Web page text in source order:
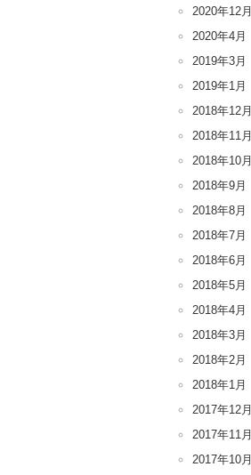
2020年12月
2020年4月
2019年3月
2019年1月
2018年12月
2018年11月
2018年10月
2018年9月
2018年8月
2018年7月
2018年6月
2018年5月
2018年4月
2018年3月
2018年2月
2018年1月
2017年12月
2017年11月
2017年10月